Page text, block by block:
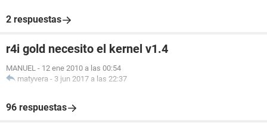
2 respuestas
r4i gold necesito el kernel v1.4
MANUEL - 12 ene 2010 a las 00:54
matyvera - 3 jun 2017 a las 22:37
96 respuestas